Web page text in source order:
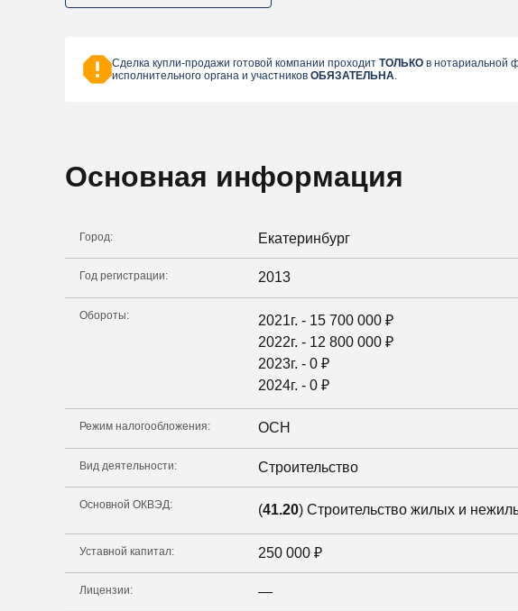
Сделка купли-продажи готовой компании проходит ТОЛЬКО в нотариальной
исполнительного органа и участников ОБЯЗАТЕЛЬНА.
Основная информация
Город: Екатеринбург
Год регистрации: 2013
Обороты: 2021г. - 15 700 000 ₽
2022г. - 12 800 000 ₽
2023г. - 0 ₽
2024г. - 0 ₽
Режим налогообложения: ОСН
Вид деятельности: Строительство
Основной ОКВЭД: (41.20) Строительство жилых и
Уставной капитал: 250 000 ₽
Лицензии: —